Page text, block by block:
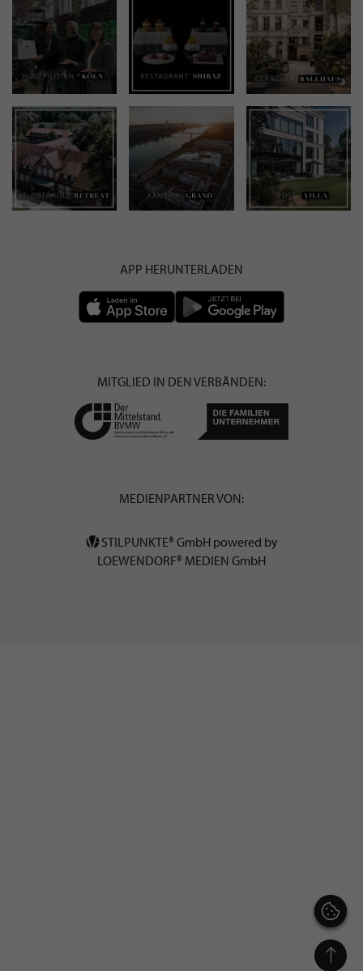
APP HERUNTERLADEN
MITGLIED IN DEN VERBÄNDEN:
MEDIENPARTNER VON:
STILPUNKTE® GmbH powered by
LOEWENDORF® MEDIEN GmbH